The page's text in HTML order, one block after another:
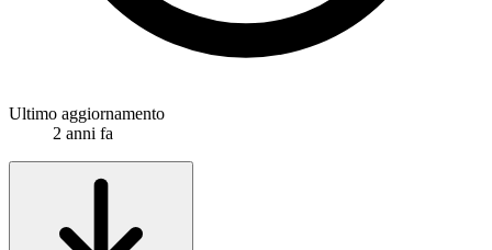
Ultimo aggiornamento
2 anni fa